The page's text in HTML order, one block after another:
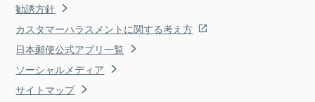
勧誘方針
カスタマーハラスメントに関する考え方
日本郵便公式アプリ一覧
ソーシャルメディア
サイトマップ